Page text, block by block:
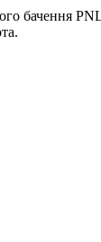
бачення